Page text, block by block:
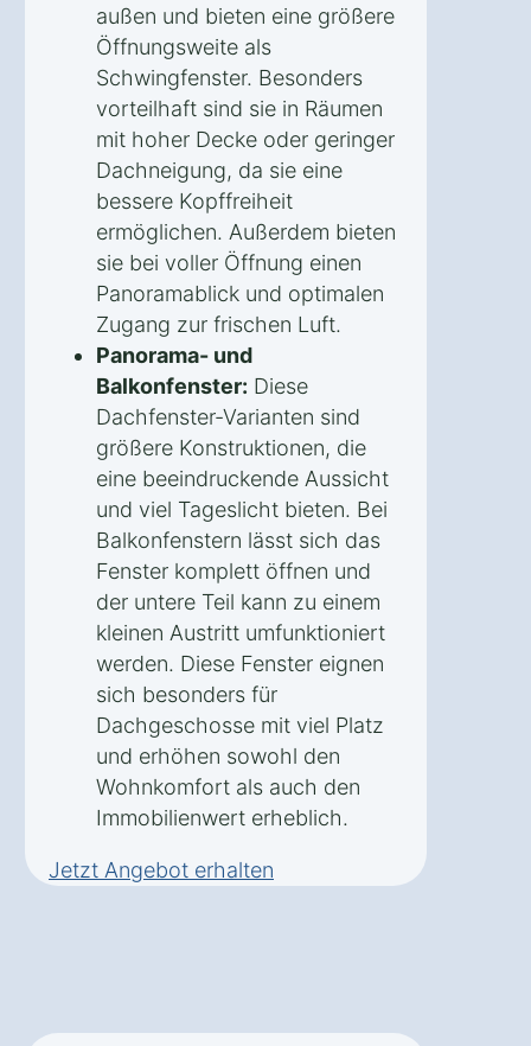
außen und bieten eine größere
Öffnungsweite als
Schwingfenster. Besonders
vorteilhaft sind sie in Räumen
mit hoher Decke oder geringer
Dachneigung, da sie eine
bessere Kopffreiheit
ermöglichen. Außerdem bieten
sie bei voller Öffnung einen
Panoramablick und optimalen
Zugang zur frischen Luft.
Panorama- und
Balkonfenster: Diese
Dachfenster-Varianten sind
größere Konstruktionen, die
eine beeindruckende Aussicht
und viel Tageslicht bieten. Bei
Balkonfenstern lässt sich das
Fenster komplett öffnen und
der untere Teil kann zu einem
kleinen Austritt umfunktioniert
werden. Diese Fenster eignen
sich besonders für
Dachgeschosse mit viel Platz
und erhöhen sowohl den
Wohnkomfort als auch den
Immobilienwert erheblich.
Jetzt Angebot erhalten